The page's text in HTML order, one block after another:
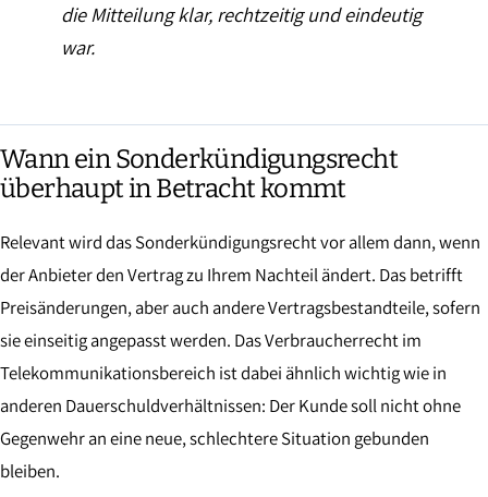
die Mitteilung klar, rechtzeitig und eindeutig
war.
Wann ein Sonderkündigungsrecht
überhaupt in Betracht kommt
Relevant wird das Sonderkündigungsrecht vor allem dann, wenn
der Anbieter den Vertrag zu Ihrem Nachteil ändert. Das betrifft
Preisänderungen, aber auch andere Vertragsbestandteile, sofern
sie einseitig angepasst werden. Das Verbraucherrecht im
Telekommunikationsbereich ist dabei ähnlich wichtig wie in
anderen Dauerschuldverhältnissen: Der Kunde soll nicht ohne
Gegenwehr an eine neue, schlechtere Situation gebunden
bleiben.